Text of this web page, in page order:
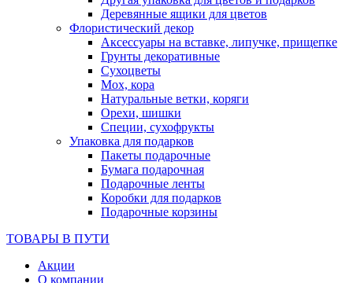
Деревянные ящики для цветов
Флористический декор
Аксессуары на вставке, липучке, прищепке
Грунты декоративные
Сухоцветы
Мох, кора
Натуральные ветки, коряги
Орехи, шишки
Специи, сухофрукты
Упаковка для подарков
Пакеты подарочные
Бумага подарочная
Подарочные ленты
Коробки для подарков
Подарочные корзины
ТОВАРЫ В ПУТИ
Акции
О компании